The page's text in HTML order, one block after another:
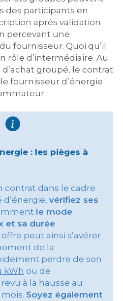
des participants en
après validation
percevant une
fournisseur. Quoi qu’il
rôle d’intermédiaire. Au
groupé, le contrat
fournisseur d’énergie
: les pièges à
contrat dans le cadre
d’énergie, vérifiez ses
le mode
et sa durée
offre peut ainsi s’avérer
de la
perdre de son
kWh ou de
à la hausse au
Soyez également